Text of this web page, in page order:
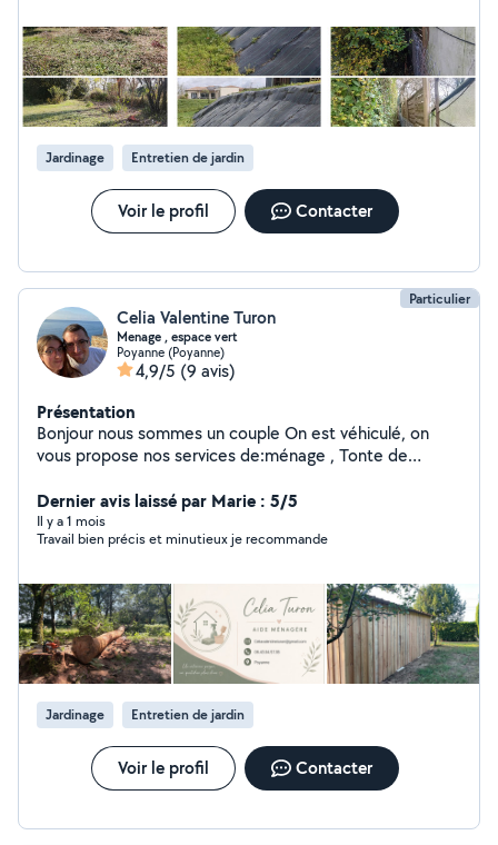
du crédit d'impôts pour vos travaux d'entretien
d'espaces verts.
Jardinage Entretien de jardin
Voir le profil Contacter
Particulier
Celia Valentine Turon
Menage , espace vert
Poyanne (Poyanne)
4,9/5 (9 avis)
Présentation
Bonjour nous sommes un couple On est véhiculé, on
vous propose nos services de:ménage , Tonte de
Dernier avis laissé par Marie : 5/5
Il y a 1 mois
Travail bien précis et minutieux je recommande
Jardinage Entretien de jardin
Voir le profil Contacter